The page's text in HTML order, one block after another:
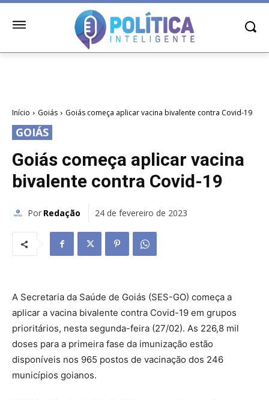
Início Goiás Goiás começa aplicar vacina bivalente contra Covid-19
GOIÁS
Goiás começa aplicar vacina
bivalente contra Covid-19
Por Redação 24 de fevereiro de 2023
A Secretaria da Saúde de Goiás (SES-GO) começa a
aplicar a vacina bivalente contra Covid-19 em grupos
prioritários, nesta segunda-feira (27/02). As 226,8 mil
doses para a primeira fase da imunização estão
disponíveis nos 965 postos de vacinação dos 246
municípios goianos.